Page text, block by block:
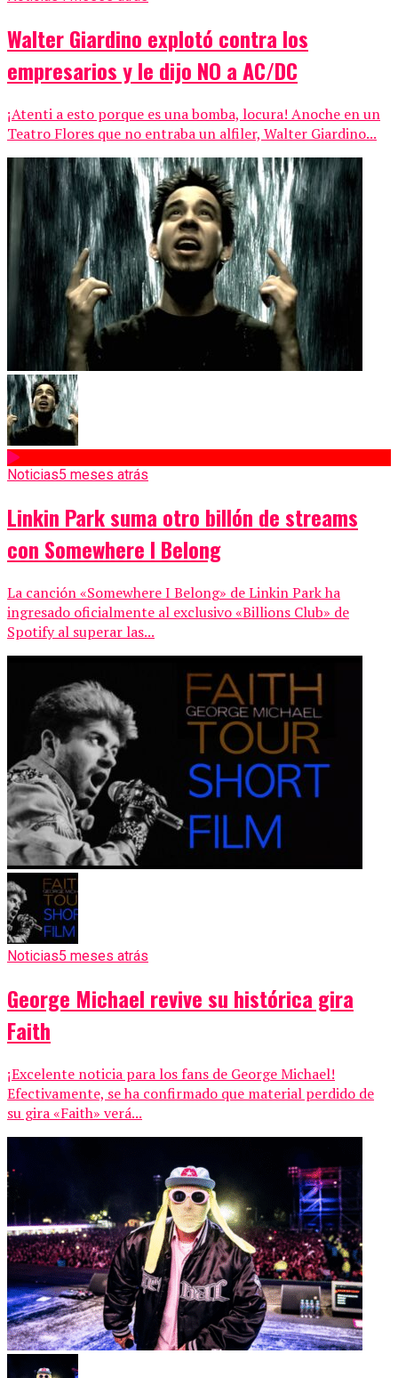
Walter Giardino explotó contra los
empresarios y le dijo NO a AC/DC
¡Atenti a esto porque es una bomba, locura! Anoche en un
Teatro Flores que no entraba un alfiler, Walter Giardino...
Noticias5 meses atrás
Linkin Park suma otro billón de streams
con Somewhere I Belong
La canción «Somewhere I Belong» de Linkin Park ha
ingresado oficialmente al exclusivo «Billions Club» de
Spotify al superar las...
Noticias5 meses atrás
George Michael revive su histórica gira
Faith
¡Excelente noticia para los fans de George Michael!
Efectivamente, se ha confirmado que material perdido de
su gira «Faith» verá...